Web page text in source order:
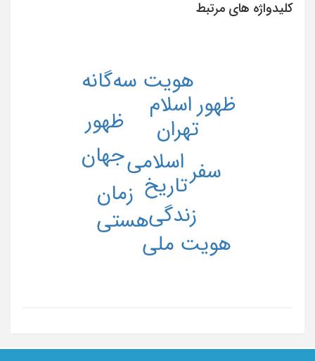
کلیدواژه های مرتبط
اسلامی
تاریخ
تهران
جهان
زمان
زندگی
سفر
ظهور
ظهور اسلام
هستی
هویت سه‌گانه
هویت ملی